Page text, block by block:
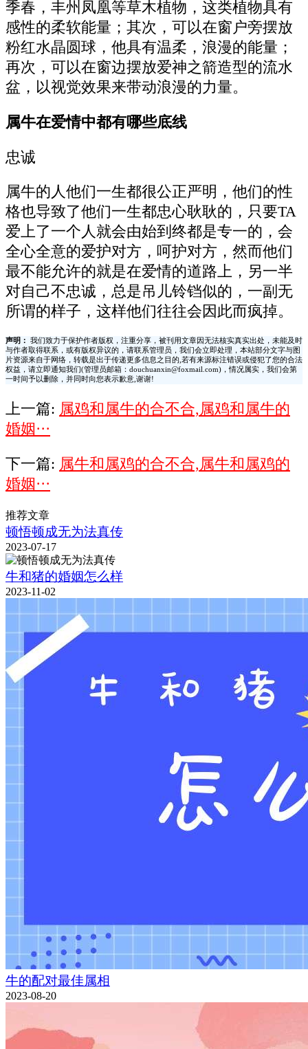
季春，丰州凤凰等草木植物，这类植物具有
感性的柔软能量；其次，可以在窗户旁摆放
粉红水晶圆球，他具有温柔，浪漫的能量；
再次，可以在窗边摆放爱神之箭造型的流水
盆，以视觉效果来带动浪漫的力量。
属牛在爱情中都有哪些底线
忠诚
属牛的人他们一生都很公正严明，他们的性
格也导致了他们一生都忠心耿耿的，只要TA
爱上了一个人就会由始到终都是专一的，会
全心全意的爱护对方，呵护对方，然而他们
最不能允许的就是在爱情的道路上，另一半
对自己不忠诚，总是吊儿铃铛似的，一副无
所谓的样子，这样他们往往会因此而疯掉。
声明：
我们致力于保护作者版权，注重分享，被刊用文章因无法核实真实出处，未能及时
与作者取得联系，或有版权异议的，请联系管理员，我们会立即处理，本站部分文字与图
片资源来自于网络，转载是出于传递更多信息之目的,若有来源标注错误或侵犯了您的合法
权益，请立即通知我们(管理员邮箱：douchuanxin@foxmail.com)，情况属实，我们会第
一时间予以删除，并同时向您表示歉意,谢谢!
上一篇: 属鸡和属牛的合不合,属鸡和属牛的
婚姻···
下一篇: 属牛和属鸡的合不合,属牛和属鸡的
婚姻···
推荐文章
顿悟顿成无为法真传
2023-07-17
牛和猪的婚姻怎么样
2023-11-02
牛的配对最佳属相
2023-08-20